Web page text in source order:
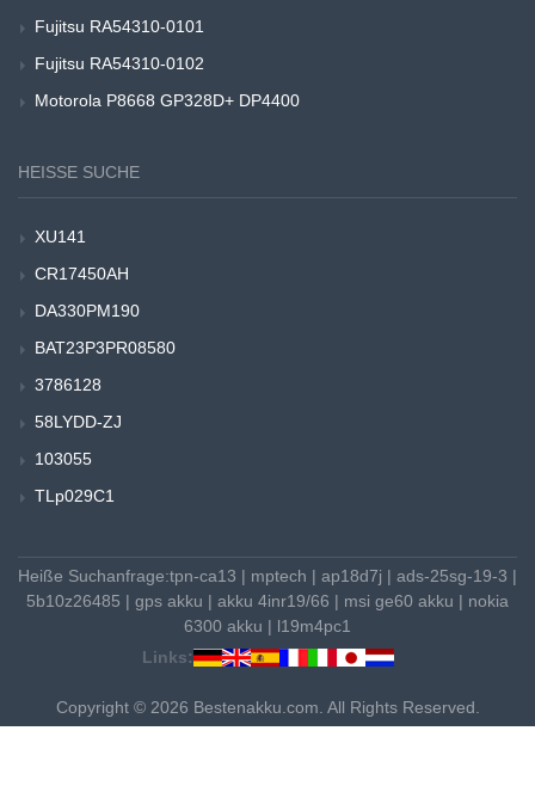
Fujitsu RA54310-0101
Fujitsu RA54310-0102
Motorola P8668 GP328D+ DP4400
HEISSE SUCHE
XU141
CR17450AH
DA330PM190
BAT23P3PR08580
3786128
58LYDD-ZJ
103055
TLp029C1
Heiße Suchanfrage:tpn-ca13 | mptech | ap18d7j | ads-25sg-19-3 |
5b10z26485 | gps akku | akku 4inr19/66 | msi ge60 akku | nokia
6300 akku | l19m4pc1
Links:
Copyright © 2026 Bestenakku.com. All Rights Reserved.